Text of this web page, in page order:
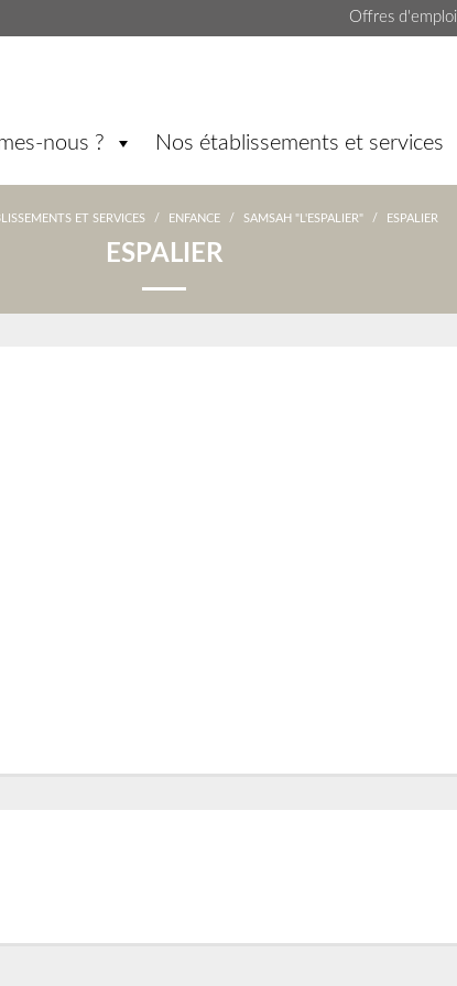
Offres d'emploi
nous ? Nos établissements et services
ET SERVICES / ENFANCE / SAMSAH "L'ESPALIER" / ESPALIER
ESPALIER